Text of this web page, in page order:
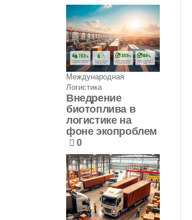
Международная
Логистика
Внедрение
биотоплива в
логистике на
фоне экопроблем
0